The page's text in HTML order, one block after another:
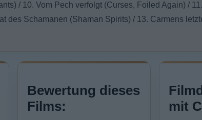
/ 10. Vom Pech verfolgt (Curses, Foiled Again) /
des Schamanen (Shaman Spirits) / 13. Carmens
Bewertung dieses
Films:
mit